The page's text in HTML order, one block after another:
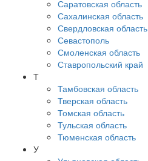
Саратовская область
Сахалинская область
Свердловская область
Севастополь
Смоленская область
Ставропольский край
Т
Тамбовская область
Тверская область
Томская область
Тульская область
Тюменская область
У